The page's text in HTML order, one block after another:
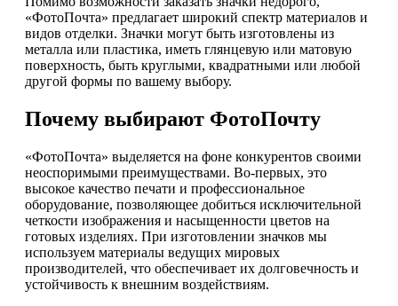
«ФотоПочта» предлагает широкий спектр материалов и
видов отделки. Значки могут быть изготовлены из
металла или пластика, иметь глянцевую или матовую
поверхность, быть круглыми, квадратными или любой
другой формы по вашему выбору.
Почему выбирают ФотоПочту
«ФотоПочта» выделяется на фоне конкурентов своими
неоспоримыми преимуществами. Во-первых, это
высокое качество печати и профессиональное
оборудование, позволяющее добиться исключительной
четкости изображения и насыщенности цветов на
готовых изделиях. При изготовлении значков мы
используем материалы ведущих мировых
производителей, что обеспечивает их долговечность и
устойчивость к внешним воздействиям.